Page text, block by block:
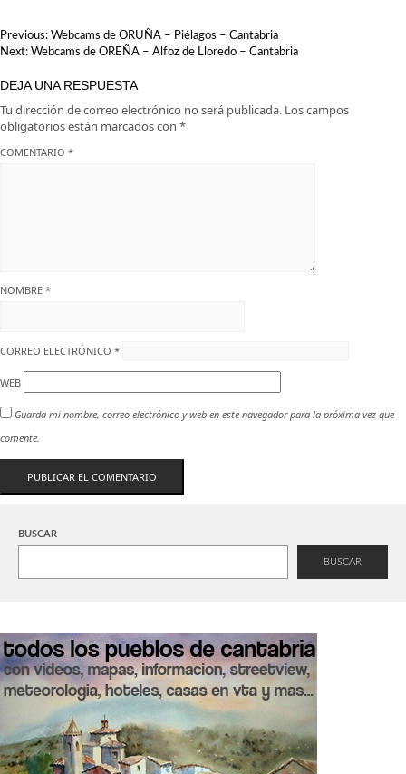
NAVEGACIÓN
DE
Previous: Webcams de ORUÑA – Piélagos – Cantabria
Next: Webcams de OREÑA – Alfoz de Lloredo – Cantabria
DEJA UNA RESPUESTA
Tu dirección de correo electrónico no será publicada. Los campos
obligatorios están marcados con *
COMENTARIO *
NOMBRE *
CORREO ELECTRÓNICO *
WEB
Guarda mi nombre, correo electrónico y web en este navegador para la próxima vez que
comente.
BUSCAR
BUSCAR